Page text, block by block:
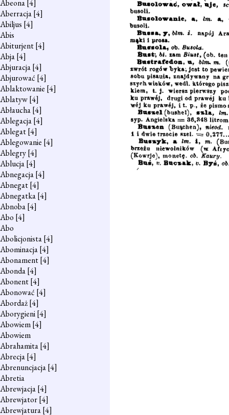
Abeona[4]
Aberracja[4]
Abiljus [4]
Abis
Abiturjent[4]
Abja[4]
Abjuracja[4]
Abjurować [4]
Ablaktowanie [4]
Ablatyw[4]
Abłaucha[4]
Ablegacja[4]
Ablegat[4]
Ablegowanie [4]
Ablegry[4]
Ablucja[4]
Abnegacja[4]
Abnegat[4]
Abnegatka[4]
Abnoba[4]
Abo [4]
Abo
Abolicjonista[4]
Abominacja[4]
Abonament[4]
Abonda[4]
Abonent[4]
Abonować [4]
Abordaż[4]
Aborygieni[4]
Abowiem[4]
Abowiem
Abrahamita[4]
Abrecja[4]
Abrenuncjacja[4]
Abretia
Abrewjacja[4]
Abrewjator[4]
Abrewjatura[4]